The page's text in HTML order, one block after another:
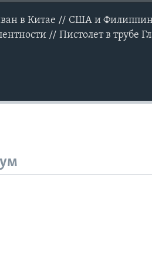
в Китае // США и
// Пистолет в трубе